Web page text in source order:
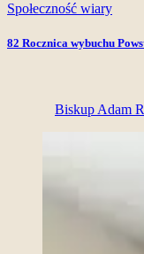
Społeczność wiary
82 Rocznica wybuchu
Biskup Adam